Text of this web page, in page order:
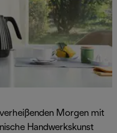
Morgen mit
Handwerkskunst